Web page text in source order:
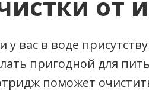
от
у вас в воде
пригодной для
поможет